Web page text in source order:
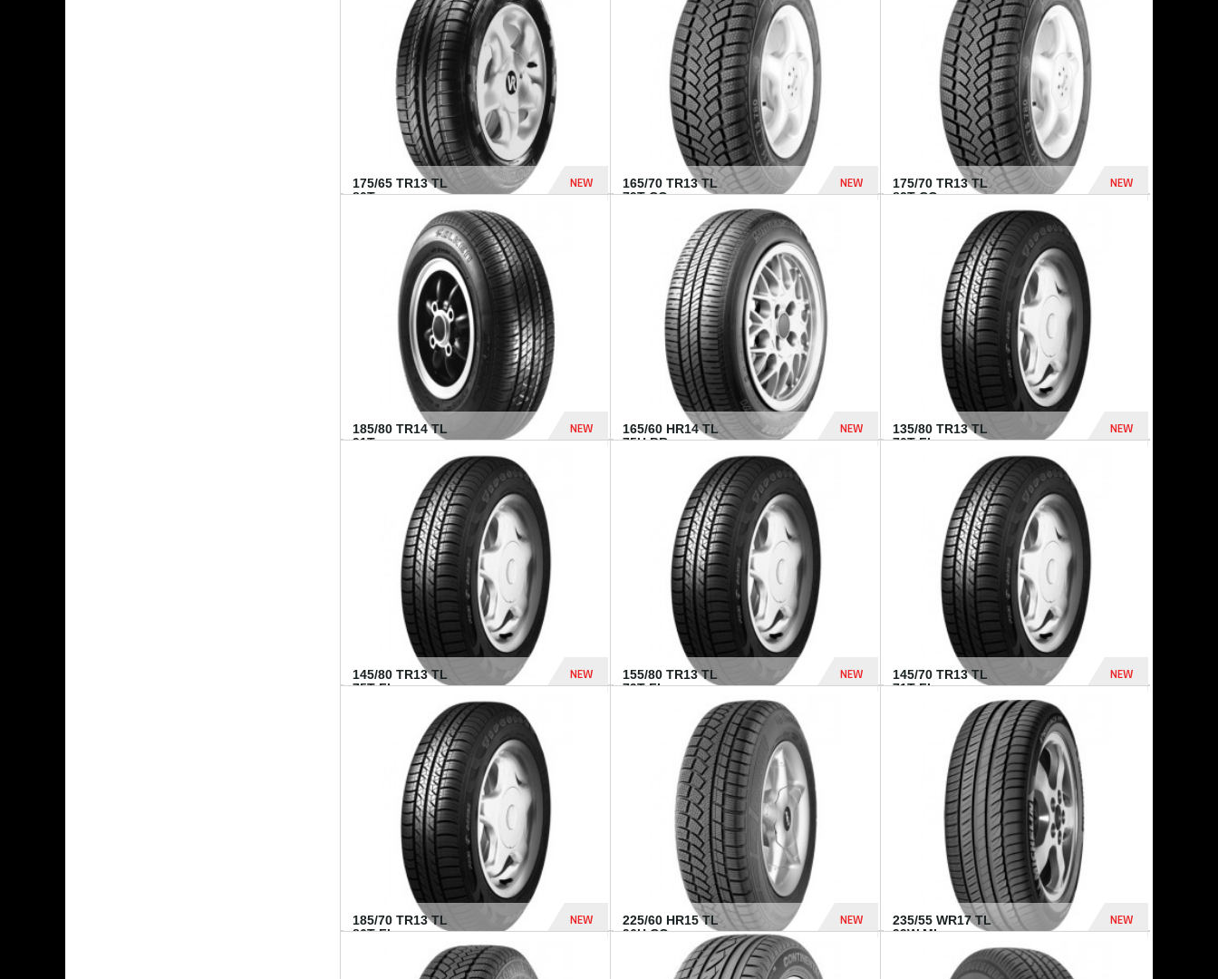
175/65 TR13 TL
80T...
NEW
165/70 TR13 TL
79T CO...
NEW
364 Dhs
175/70 TR13 TL
82T CO...
NEW
185/80 TR14 TL
91T...
NEW
448 Dhs
165/60 HR14 TL
75H BR...
NEW
135/80 TR13 TL
70T FI...
NEW
145/80 TR13 TL
75T FI...
NEW
155/80 TR13 TL
79T FI...
NEW
145/70 TR13 TL
71T FI...
NEW
185/70 TR13 TL
86T FI...
NEW
225/60 HR15 TL
96H CO...
NEW
235/55 WR17 TL
99W MI...
NEW